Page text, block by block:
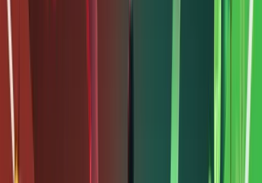
các tài
sản có